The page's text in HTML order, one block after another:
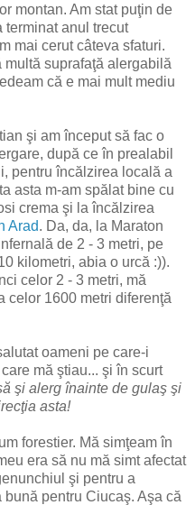
montan. Am stat puţin de
terminat anul trecut
mai cerut câteva sfaturi.
multă suprafaţă alergabilă
că e mai mult mediu
şi am început să fac o
după ce în prealabil
pentru încălzirea locală a
asta m-am spălat bine cu
crema şi la încălzirea
Arad. Da, da, la Maraton
de 2 - 3 metri, pe
kilometri, abia o urcă :)).
celor 2 - 3 metri, mă
celor 1600 metri diferenţă
oameni pe care-i
mă ştiau... şi în scurt
şi alerg înainte de gulaş şi
asta!
forestier. Mă simţeam în
era să nu mă simt afectat
şi pentru a
pentru Ciucaş. Aşa că